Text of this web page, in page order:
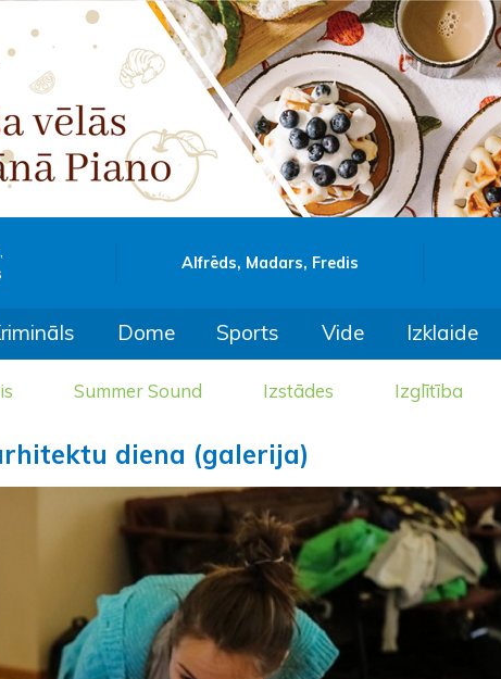
Alfrēds, Madars, Fredis
Dome Sports Vide Izklaide
Summer Sound Izstādes Izglītība
diena (galerija)